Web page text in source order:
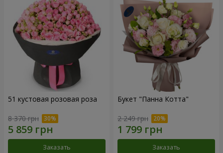
51 кустовая розовая роза
8 370 грн
Заказать
Букет "Панна Котта"
2 249 грн
Заказать